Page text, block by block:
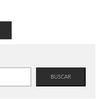
BUSCAR